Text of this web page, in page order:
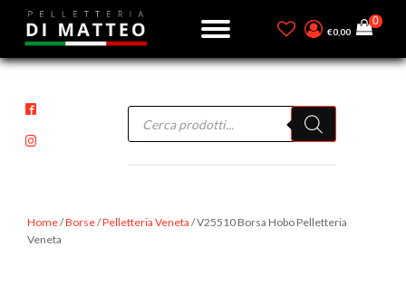
€0,00
Products
search
Home/Borse/Pelletteria Veneta / V25510 Borsa Hobo Pelletteria
Veneta